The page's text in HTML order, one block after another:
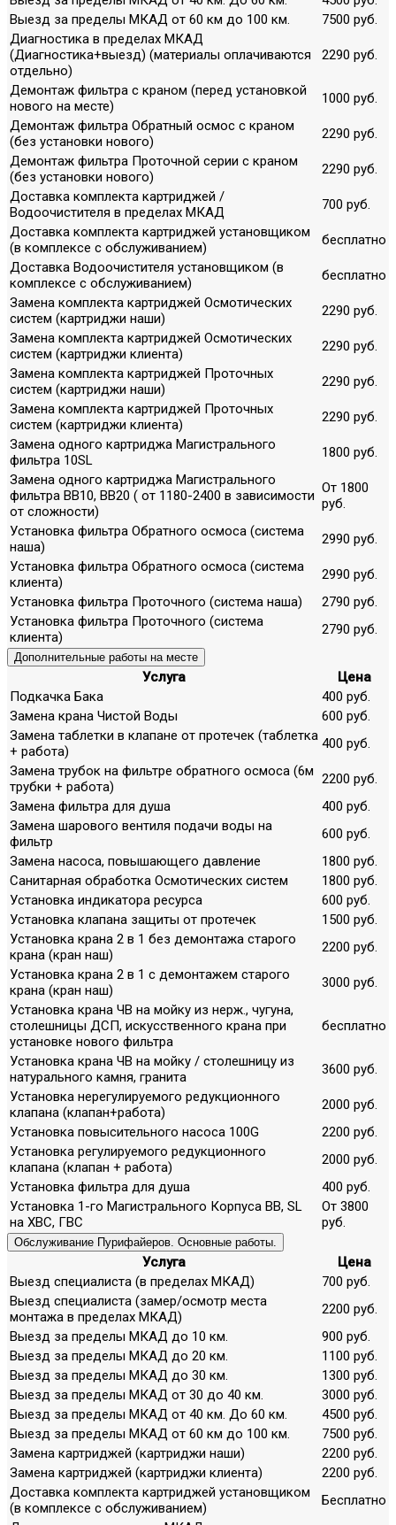
Выезд за пределы МКАД от 60 км до 100 км.
7500 руб.
Диагностика в пределах МКАД
(Диагностика+выезд) (материалы оплачиваются
отдельно)
2290 руб.
Демонтаж фильтра с краном (перед установкой
нового на месте)
1000 руб.
Демонтаж фильтра Обратный осмос с краном
(без установки нового)
2290 руб.
Демонтаж фильтра Проточной серии с краном
(без установки нового)
2290 руб.
Доставка комплекта картриджей /
Водоочистителя в пределах МКАД
700 руб.
Доставка комплекта картриджей установщиком
(в комплексе с обслуживанием)
бесплатно
Доставка Водоочистителя установщиком (в
комплексе с обслуживанием)
бесплатно
Замена комплекта картриджей Осмотических
систем (картриджи наши)
2290 руб.
Замена комплекта картриджей Осмотических
систем (картриджи клиента)
2290 руб.
Замена комплекта картриджей Проточных
систем (картриджи наши)
2290 руб.
Замена комплекта картриджей Проточных
систем (картриджи клиента)
2290 руб.
Замена одного картриджа Магистрального
фильтра 10SL
1800 руб.
Замена одного картриджа Магистрального
фильтра ВВ10, ВВ20 ( от 1180-2400 в зависимости
от сложности)
От 1800
руб.
Установка фильтра Обратного осмоса (система
наша)
2990 руб.
Установка фильтра Обратного осмоса (система
клиента)
2990 руб.
Установка фильтра Проточного (система наша)
2790 руб.
Установка фильтра Проточного (система
клиента)
2790 руб.
Дополнительные работы на месте
Услуга
Цена
Подкачка Бака
400 руб.
Замена крана Чистой Воды
600 руб.
Замена таблетки в клапане от протечек (таблетка
+ работа)
400 руб.
Замена трубок на фильтре обратного осмоса (6м
трубки + работа)
2200 руб.
Замена фильтра для душа
400 руб.
Замена шарового вентиля подачи воды на
фильтр
600 руб.
Замена насоса, повышающего давление
1800 руб.
Санитарная обработка Осмотических систем
1800 руб.
Установка индикатора ресурса
600 руб.
Установка клапана защиты от протечек
1500 руб.
Установка крана 2 в 1 без демонтажа старого
крана (кран наш)
2200 руб.
Установка крана 2 в 1 с демонтажем старого
крана (кран наш)
3000 руб.
Установка крана ЧВ на мойку из нерж., чугуна,
столешницы ДСП, искусственного крана при
установке нового фильтра
бесплатно
Установка крана ЧВ на мойку / столешницу из
натурального камня, гранита
3600 руб.
Установка нерегулируемого редукционного
клапана (клапан+работа)
2000 руб.
Установка повысительного насоса 100G
2200 руб.
Установка регулируемого редукционного
клапана (клапан + работа)
2000 руб.
Установка фильтра для душа
400 руб.
Установка 1-го Магистрального Корпуса ВВ, SL
на ХВС, ГВС
От 3800
руб.
Обслуживание Пурифайеров. Основные работы.
Услуга
Цена
Выезд специалиста (в пределах МКАД)
700 руб.
Выезд специалиста (замер/осмотр места
монтажа в пределах МКАД)
2200 руб.
Выезд за пределы МКАД до 10 км.
900 руб.
Выезд за пределы МКАД до 20 км.
1100 руб.
Выезд за пределы МКАД до 30 км.
1300 руб.
Выезд за пределы МКАД от 30 до 40 км.
3000 руб.
Выезд за пределы МКАД от 40 км. До 60 км.
4500 руб.
Выезд за пределы МКАД от 60 км до 100 км.
7500 руб.
Замена картриджей (картриджи наши)
2200 руб.
Замена картриджей (картриджи клиента)
2200 руб.
Доставка комплекта картриджей установщиком
(в комплексе с обслуживанием)
Бесплатно